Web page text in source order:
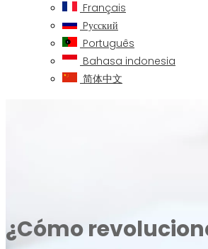
Français
Pусский
Português
Bahasa indonesia
简体中文
¿Cómo